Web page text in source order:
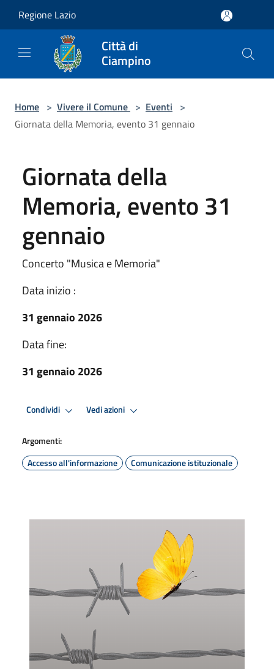
Regione Lazio
Città di
Ciampino
Home > Vivere il Comune > Eventi >
Giornata della Memoria, evento 31 gennaio
Giornata della
Memoria, evento 31
gennaio
Concerto "Musica e Memoria"
Data inizio :
31 gennaio 2026
Data fine:
31 gennaio 2026
Condividi Vedi azioni
Argomenti:
Accesso all'informazione
Comunicazione istituzionale